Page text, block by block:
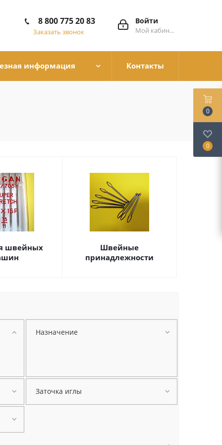
Войти
Мой кабинет
8 800 775 20 83
Заказать звонок
информация Контакты
швейных
Швейные
принадлежности
Назначение
Заточка иглы
0
0